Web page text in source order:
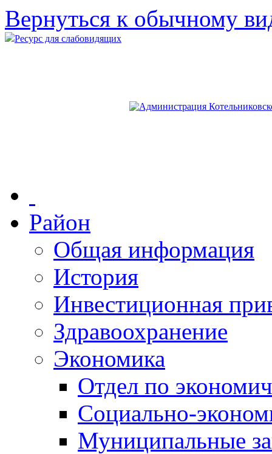
Вернуться к обычному
Ресурс для слабовидящих
Район
Общая информация
История
Инвестиционная
Здравоохранение
Экономика
Отдел по
Социально-
Муниципальные